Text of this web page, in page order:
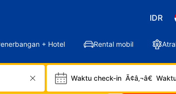
IDR
+ Hotel Rental mobil
Waktu check-in Ã¢â‚¬â€